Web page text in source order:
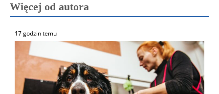
Więcej od autora
17 godzin temu